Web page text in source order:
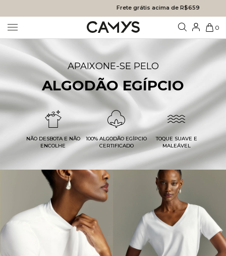
Frete grátis acima de R$659
0
APAIXONE-SE PELO
ALGODÃO EGÍPCIO
NÃO DESBOTA E NÃO
ENCOLHE
100% ALGODÃO EGÍPCIO
CERTIFICADO
TOQUE SUAVE E
MALEÁVEL